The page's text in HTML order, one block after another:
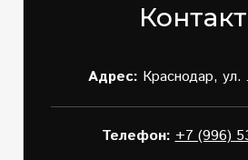
Адрес: Краснодар,
Телефон: +7 (996)